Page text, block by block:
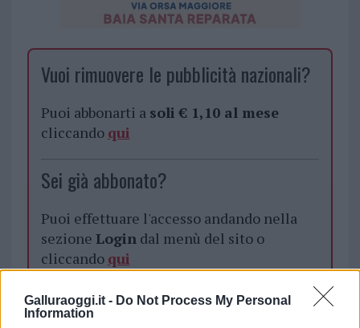
Galluraoggi.it - Do Not Process My Personal
Information
Vuoi rimuovere le pubblicità nazionali?
Puoi abbonarti a soli € 1,10 al mese
cliccando qui
Sei già abbonato?
Puoi effettuare l'accesso andando nella
sezione Logindal menù del sito o
cliccando qui
TEMI: Hernan Altolaguirre